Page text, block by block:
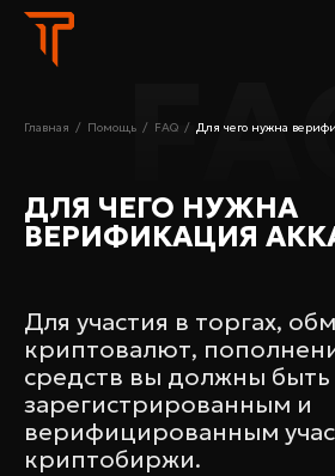
Главная / Помощь / FAQ / Для чего нужна
ДЛЯ ЧЕГО НУЖНА
ВЕРИФИКАЦИЯ
Для участия в торгах,
криптовалют,
средств вы должны быть
зарегистрированным и
верифицированным
криптобиржи.